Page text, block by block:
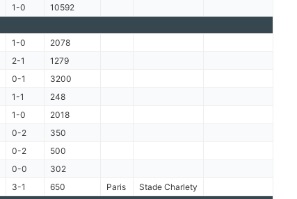
1-0 10592
1-0
2078
2-1
1279
0-1
3200
1-1
248
1-0
2018
0-2
350
0-2
500
0-0
302
3-1 650 Paris Stade Charlety